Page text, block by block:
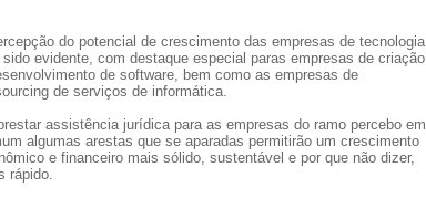
do potencial de crescimento das empresas de tecnologia
evidente, com destaque especial paras empresas de criação
de software, bem como as empresas de
de serviços de informática.
assistência jurídica para as empresas do ramo percebo em
algumas arestas que se aparadas permitirão um crescimento
e financeiro mais sólido, sustentável e por que não dizer,
rápido.